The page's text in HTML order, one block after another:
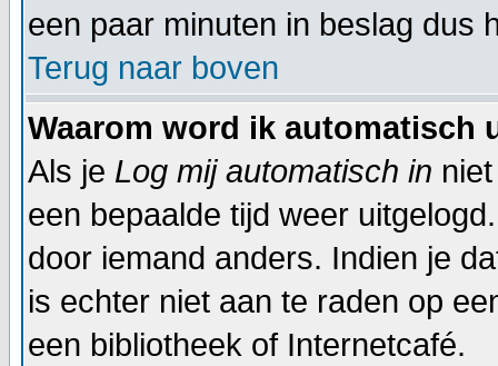
een paar minuten in beslag dus
Terug naar boven
Waarom word ik automatisch
Als je Log mij automatisch in
een bepaalde tijd weer
door iemand anders. Indien je
is echter niet aan te raden op
een bibliotheek of Internetcafé.